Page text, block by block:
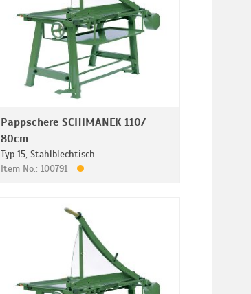
Pappschere SCHIMANEK 110/
80cm
Typ 15, Stahlblechtisch
Item No.: 100791